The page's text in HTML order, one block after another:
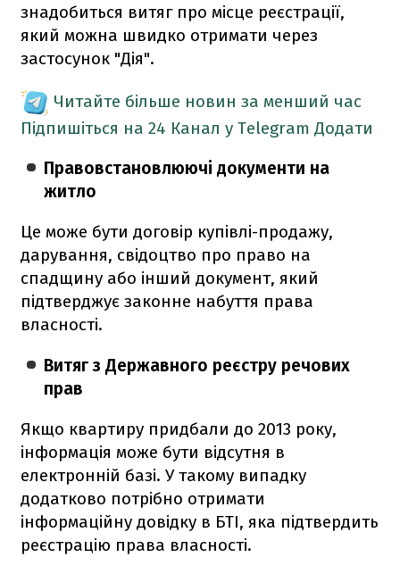
знадобиться витяг про місце реєстрації,
який можна швидко отримати через
застосунок "Дія".
Читайте більше новин за менший час
Підпишіться на 24 Канал у Telegram Додати
Правовстановлюючі документи на
житло
Це може бути договір купівлі-продажу,
дарування, свідоцтво про право на
спадщину або інший документ, який
підтверджує законне набуття права
власності.
Витяг з Державного реєстру речових
прав
Якщо квартиру придбали до 2013 року,
інформація може бути відсутня в
електронній базі. У такому випадку
додатково потрібно отримати
інформаційну довідку в БТІ, яка підтвердить
реєстрацію права власності.